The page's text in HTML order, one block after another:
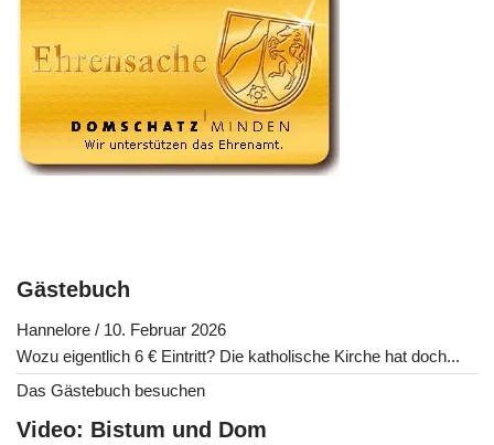
Gästebuch
Hannelore / 10. Februar 2026
Wozu eigentlich 6 € Eintritt? Die katholische Kirche hat doch...
Das Gästebuch besuchen
Video: Bistum und Dom